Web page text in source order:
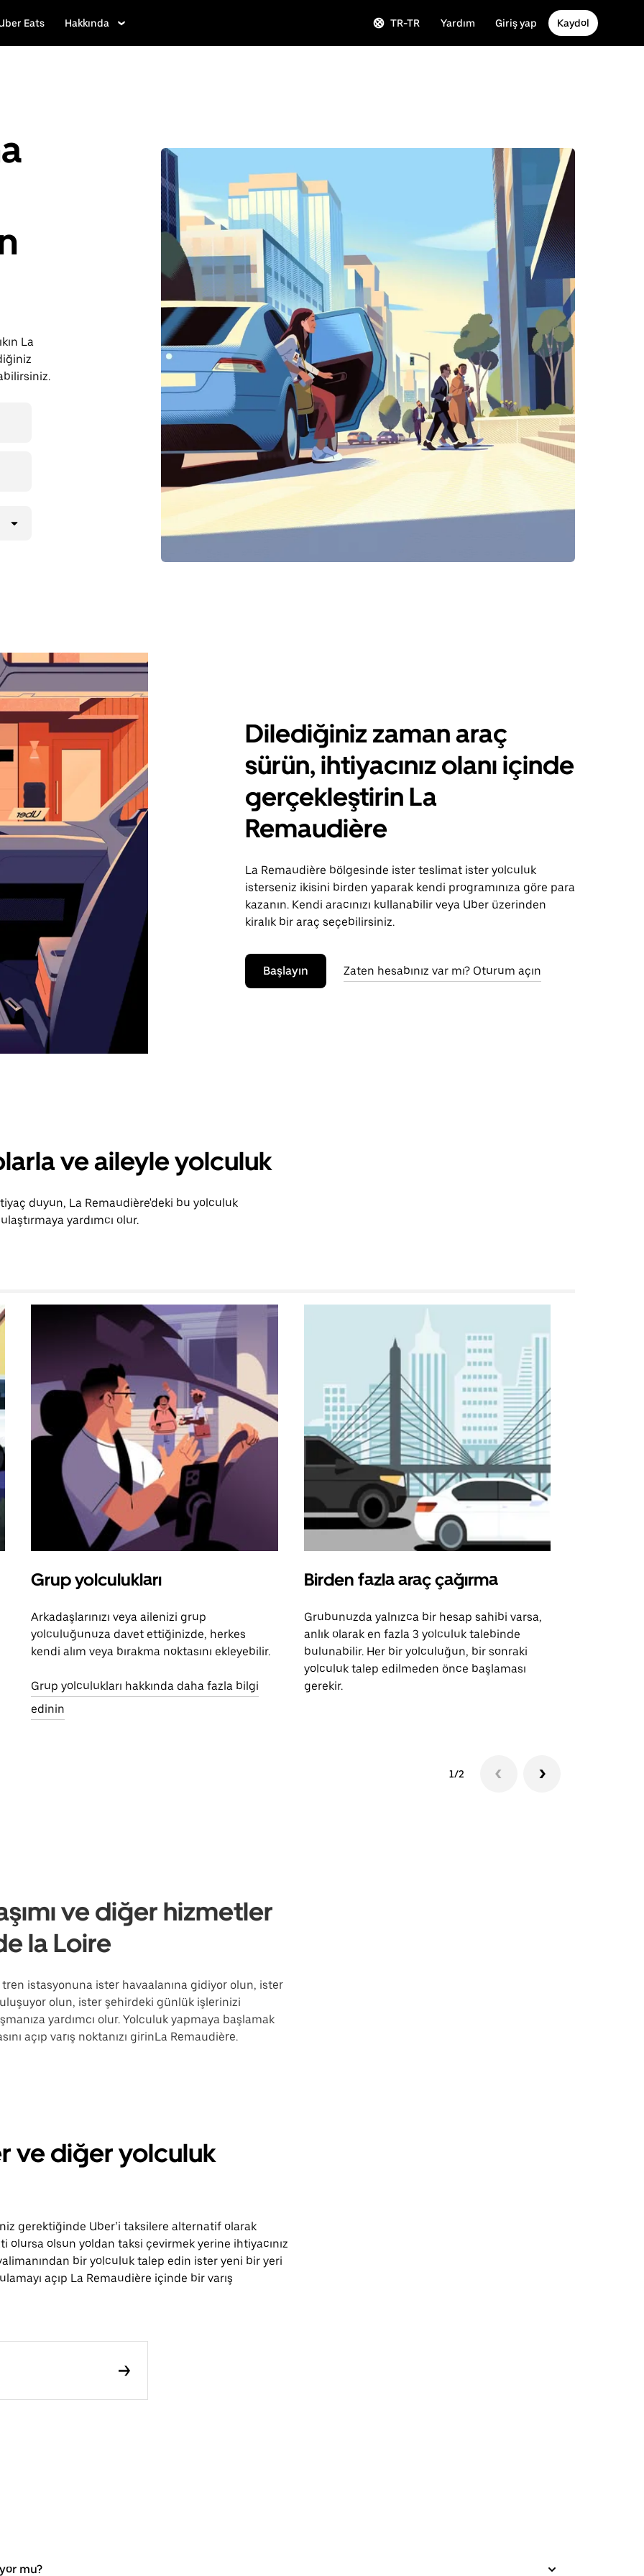
Eats Hakkında TR-TR Yardım Giriş yap Kaydol
La
Dilediğiniz zaman araç
sürün, ihtiyacınız olanı içinde
gerçekleştirin La
Remaudière
La Remaudière bölgesinde ister teslimat ister yolculuk
isterseniz ikisini birden yaparak kendi programınıza göre para
kazanın. Kendi aracınızı kullanabilir veya Uber üzerinden
kiralık bir araç seçebilirsiniz.
Başlayın Zaten hesabınız var mı? Oturum açın
ve aileyle yolculuk
duyun, La Remaudière'deki bu yolculuk
yardımcı olur.
Grup yolculukları
Arkadaşlarınızı veya ailenizi grup
yolculuğunuza davet ettiğinizde, herkes
kendi alım veya bırakma noktasını ekleyebilir.
Grup yolculukları hakkında daha fazla bilgi
edinin
Birden fazla araç çağırma
Grubunuzda yalnızca bir hesap sahibi varsa,
anlık olarak en fazla 3 yolculuk talebinde
bulunabilir. Her bir yolculuğun, bir sonraki
yolculuk talep edilmeden önce başlaması
gerekir.
1/2
ve diğer hizmetler
la Loire
istasyonuna ister havaalanına gidiyor olun, ister
olun, ister şehirdeki günlük işlerinizi
yardımcı olur. Yolculuk yapmaya başlamak
açıp varış noktanızı girinLa Remaudière.
ve diğer yolculuk
gerektiğinde Uber’i taksilere alternatif olarak
olsun yoldan taksi çevirmek yerine ihtiyacınız
bir yolculuk talep edin ister yeni bir yeri
açıp La Remaudière içinde bir varış
mu?